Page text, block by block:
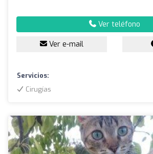
Ver teléfono
Ver e-mail
Servicios:
Cirugías